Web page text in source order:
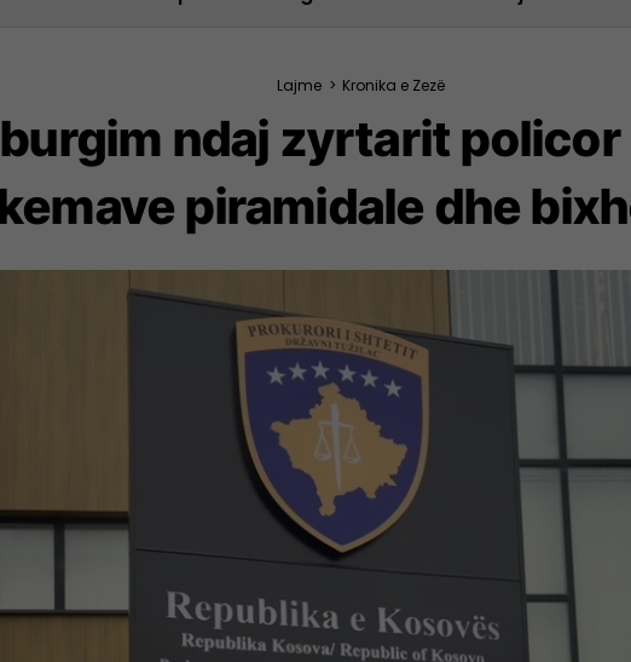
Lajme > Kronika e Zezë
ndaj zyrtarit policor
piramidale dhe